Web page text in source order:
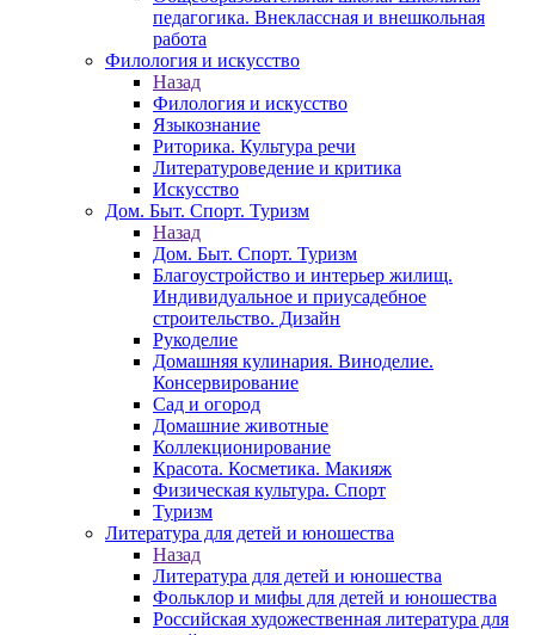
педагогика. Внеклассная и внешкольная
работа
Филология и искусство
Назад
Филология и искусство
Языкознание
Риторика. Культура речи
Литературоведение и критика
Искусство
Дом. Быт. Спорт. Туризм
Назад
Дом. Быт. Спорт. Туризм
Благоустройство и интерьер жилищ.
Индивидуальное и приусадебное
строительство. Дизайн
Рукоделие
Домашняя кулинария. Виноделие.
Консервирование
Сад и огород
Домашние животные
Коллекционирование
Красота. Косметика. Макияж
Физическая культура. Спорт
Туризм
Литература для детей и юношества
Назад
Литература для детей и юношества
Фольклор и мифы для детей и юношества
Российская художественная литература для